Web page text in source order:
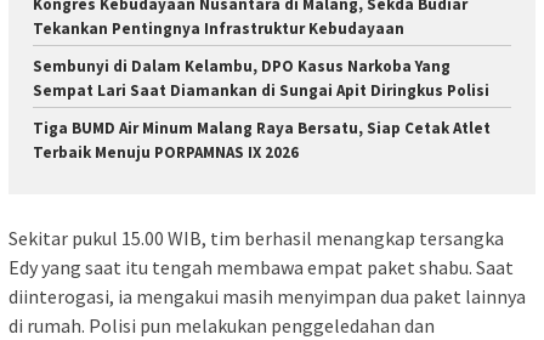
Tekankan Pentingnya Infrastruktur Kebudayaan
Sembunyi di Dalam Kelambu, DPO Kasus Narkoba Yang
Sempat Lari Saat Diamankan di Sungai Apit Diringkus Polisi
Tiga BUMD Air Minum Malang Raya Bersatu, Siap Cetak Atlet
Terbaik Menuju PORPAMNAS IX 2026
Sekitar pukul 15.00 WIB, tim berhasil menangkap tersangka
Edy yang saat itu tengah membawa empat paket shabu. Saat
diinterogasi, ia mengakui masih menyimpan dua paket lainnya
di rumah. Polisi pun melakukan penggeledahan dan